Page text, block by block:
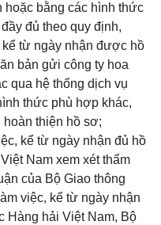
hoặc bằng các hình thức
đủ theo quy định,
từ ngày nhận được hồ
bản gửi công ty hoa
qua hệ thống dịch vụ
thức phù hợp khác,
hoàn thiện hồ sơ;
kể từ ngày nhận đủ hồ
Nam xem xét thẩm
của Bộ Giao thông
việc, kể từ ngày nhận
Hàng hải Việt Nam, Bộ